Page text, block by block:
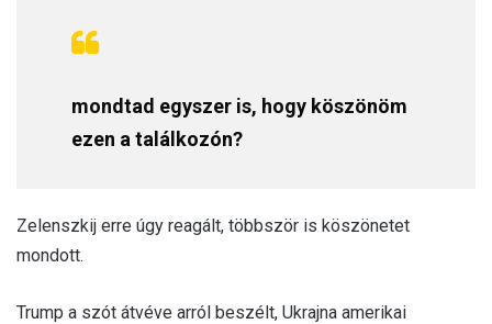
mondtad egyszer is, hogy köszönöm
ezen a találkozón?
Zelenszkij erre úgy reagált, többször is köszönetet
mondott.
Trump a szót átvéve arról beszélt, Ukrajna amerikai